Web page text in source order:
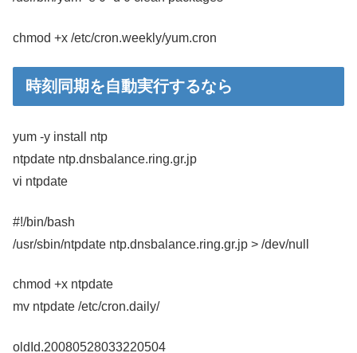
chmod +x /etc/cron.weekly/yum.cron
時刻同期を自動実行するなら
yum -y install ntp
ntpdate ntp.dnsbalance.ring.gr.jp
vi ntpdate
#!/bin/bash
/usr/sbin/ntpdate ntp.dnsbalance.ring.gr.jp > /dev/null
chmod +x ntpdate
mv ntpdate /etc/cron.daily/
oldId.20080528033220504